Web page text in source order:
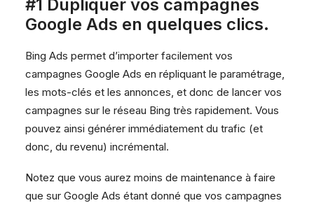
#1 Dupliquer vos campagnes
Google Ads en quelques clics.
Bing Ads permet d’importer facilement vos
campagnes Google Ads en répliquant le paramétrage,
les mots-clés et les annonces, et donc de lancer vos
campagnes sur le réseau Bing très rapidement. Vous
pouvez ainsi générer immédiatement du trafic (et
donc, du revenu) incrémental.
Notez que vous aurez moins de maintenance à faire
que sur Google Ads étant donné que vos campagnes